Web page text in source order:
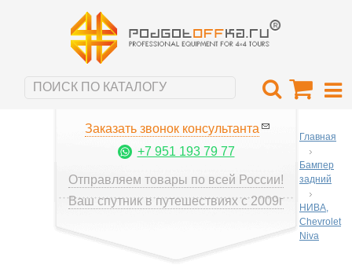
Заказать звонок консультанта
+7 951 193 79 77
Отправляем товары по всей России!
Ваш спутник в путешествиях с 2009г
Главная
Бампер
задний
НИВА,
Chevrolet
Niva